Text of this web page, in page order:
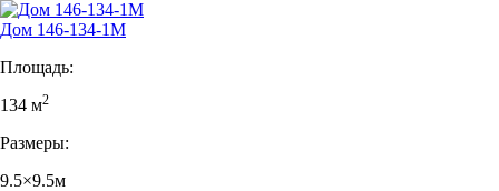
Дом 146-134-1М
Площадь:
134 м2
Размеры:
9.5×9.5м